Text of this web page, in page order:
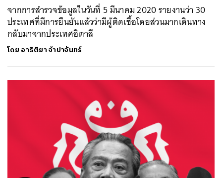
จากการสำรวจข้อมูลในวันที่ 5 มีนาคม 2020 รายงานว่า 30
ประเทศที่มีการยืนยันแล้วว่ามีผู้ติดเชื้อโดยส่วนมากเดินทาง
กลับมาจากประเทศอิตาลี
โดย อาธิติยา จำปาจันทร์
SHARE TWEET LINE EMAIL